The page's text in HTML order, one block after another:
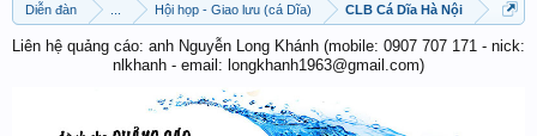
Diễn đàn Hội họp - Giao lưu (cá Dĩa) CLB Cá Dĩa Hà Nội
Liên hệ quảng cáo: anh Nguyễn Long Khánh (mobile: 0907 707 171 - nick:
nlkhanh - email: longkhanh1963@gmail.com)